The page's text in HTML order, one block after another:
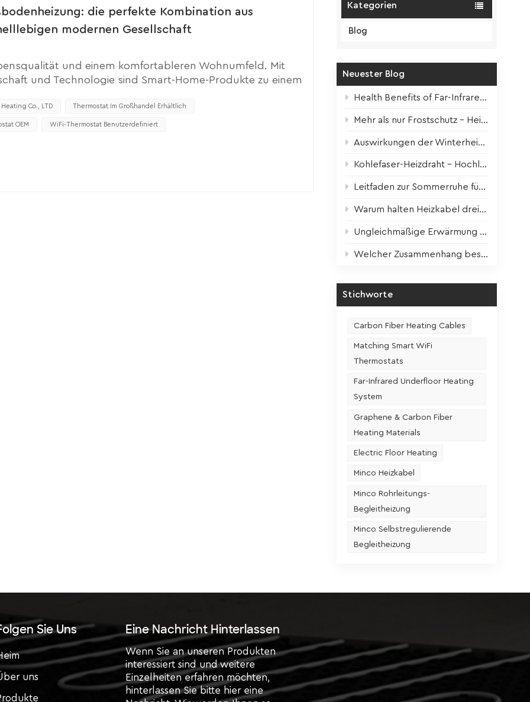
Kategorien
Blog
Neuester Blog
Health Benefits of Far-Infrared Underfloor Heating
Mehr als nur Frostschutz – Heizbänder für alle Jahreszeiten
Auswirkungen der Winterheizung auf Zimmerpflanzen + Überlebenstipps
Kohlefaser-Heizdraht – Hochleistungskern für moderne elektrische Fußbodenheizung
Leitfaden zur Sommerruhe für Heizgeräte: Wissenschaftliche Wartung für optimale Leistung im nächsten Winter
Warum halten Heizkabel dreimal länger? Der entscheidende Faktor ist enthüllt!
Ungleichmäßige Erwärmung der Heizfolie? Ein Schritt zur Lösung!
Welcher Zusammenhang besteht zwischen der Nutzungshäufigkeit und der Lebensdauer eines Sitzheizungssitzes?
Stichworte
Carbon Fiber Heating Cables
Matching Smart WiFi
Thermostats
Far-Infrared Underfloor Heating
System
Graphene & Carbon Fiber
Heating Materials
Electric Floor Heating
Minco Heizkabel
Minco Rohrleitungs-
Begleitheizung
Minco Selbstregulierende
Begleitheizung
die perfekte Kombination aus
modernen Gesellschaft
und einem komfortableren Wohnumfeld. Mit
und Technologie sind Smart-Home-Produkte zu einem
Smart-Home-Produkte vorstellen – dem intelligenten
intelligente WLAN-Thermostat für die Fußbodenheizung
jederzeit und überall. Egal wo Sie sind, solange
dieser praktischen Fernbedienungsfunktion können Sie
rund um die Uhr realisieren.Lassen Sie uns
Co., LTD Thermostat Im Großhandel Erhältlich
OEM WiFi-Thermostat Benutzerdefiniert
Sie Uns
uns
Eine Nachricht Hinterlassen
Wenn Sie an unseren Produkten
interessiert sind und weitere
Einzelheiten erfahren möchten,
hinterlassen Sie bitte hier eine